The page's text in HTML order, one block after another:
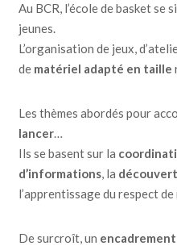
Au BCR, l’école de basket
jeunes.
L’organisation de jeux,
de matériel adapté en taille
Les thèmes abordés pour
lancer…
Ils se basent sur la
d’informations, la
l’apprentissage du respect
De surcroît, un